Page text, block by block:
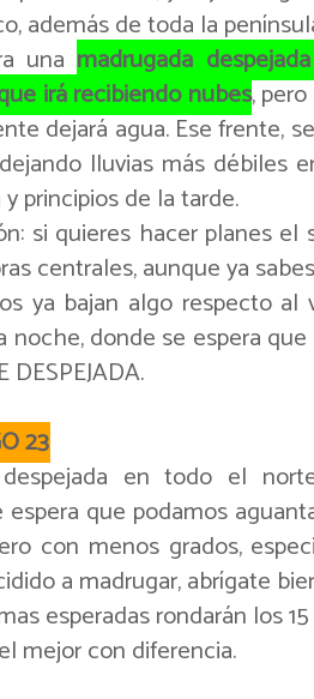
además de toda la
una madrugada
irá recibiendo nubes,
dejará agua. Ese frente,
lluvias más débiles
principios de la tarde.
si quieres hacer planes
centrales, aunque ya
ya bajan algo respecto
noche, donde se espera
DESPEJADA.
23
despejada en todo el
espera que podamos
con menos grados,
a madrugar, abrígate
esperadas rondarán los
mejor con diferencia.